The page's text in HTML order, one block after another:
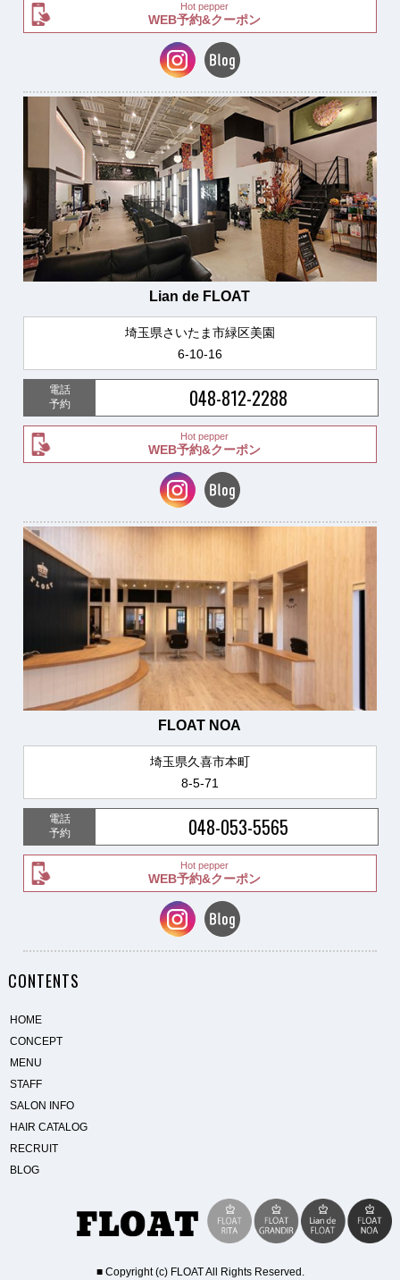
Hot pepper
WEB予約&クーポン
Lian de FLOAT
埼玉県さいたま市緑区美園
6-10-16
電話
予約
048-812-2288
Hot pepper
WEB予約&クーポン
FLOAT NOA
埼玉県久喜市本町
8-5-71
電話
予約
048-053-5565
Hot pepper
WEB予約&クーポン
CONTENTS
HOME
CONCEPT
MENU
STAFF
SALON INFO
HAIR CATALOG
RECRUIT
BLOG
■ Copyright (c) FLOAT All Rights Reserved.